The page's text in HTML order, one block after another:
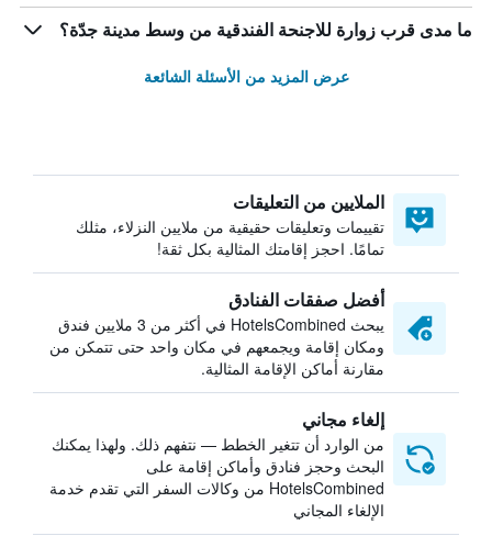
ما مدى قرب زوارة للاجنحة الفندقية من وسط مدينة جدّة؟
عرض المزيد من الأسئلة الشائعة
الملايين من التعليقات
تقييمات وتعليقات حقيقية من ملايين النزلاء، مثلك
تمامًا. احجز إقامتك المثالية بكل ثقة!
أفضل صفقات الفنادق
يبحث HotelsCombined في أكثر من 3 ملايين فندق
ومكان إقامة ويجمعهم في مكان واحد حتى تتمكن من
مقارنة أماكن الإقامة المثالية.
إلغاء مجاني
من الوارد أن تتغير الخطط — نتفهم ذلك. ولهذا يمكنك
البحث وحجز فنادق وأماكن إقامة على
HotelsCombined من وكالات السفر التي تقدم خدمة
الإلغاء المجاني